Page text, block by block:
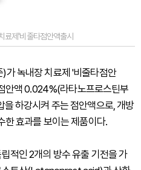
료제'비줄타점안액출시
녹내장 치료제 '비줄타점안
안액 0.024%(라타노프로스틴부
하강시켜 주는 점안액으로, 개방
한 효과를 보이는 제품이다.
적인 2개의 방수 유출 기전을 가